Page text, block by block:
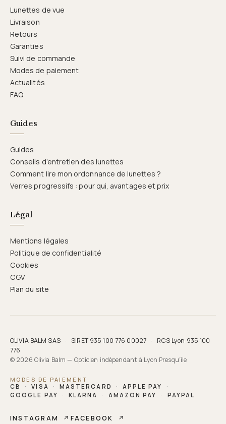
Lunettes de vue
Livraison
Retours
Garanties
Suivi de commande
Modes de paiement
Actualités
FAQ
Guides
Guides
Conseils d’entretien des lunettes
Comment lire mon ordonnance de lunettes ?
Verres progressifs : pour qui, avantages et prix
Légal
Mentions légales
Politique de confidentialité
Cookies
CGV
Plan du site
OLIVIA BALM SAS · SIRET 935 100 776 00027 ·
RCS Lyon 935 100
776
© 2026 Olivia Balm — Opticien indépendant à Lyon Presqu'île
MODES DE PAIEMENT
CB
· VISA · MASTERCARD · APPLE PAY
·
GOOGLE PAY
· KLARNA · AMAZON PAY · PAYPAL
INSTAGRAM ↗ FACEBOOK ↗